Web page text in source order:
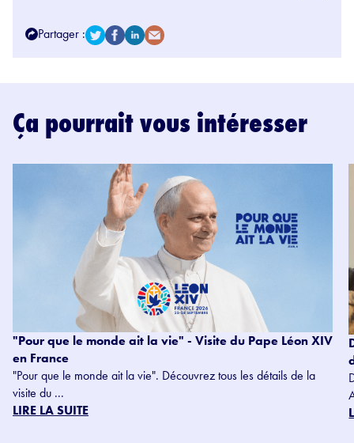
Partager :
Ça pourrait vous intéresser
"Pour que le monde ait la vie" - Visite du Pape Léon XIV
en France
"Pour que le monde ait la vie". Découvrez tous les détails de la
visite du ...
LIRE LA SUITE